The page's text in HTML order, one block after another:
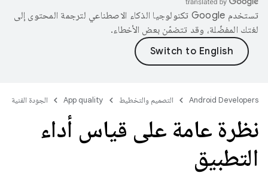
تستخدم Google تكنولوجيا الذكاء الاصطناعي لترجمة المحتوى إلى
لغتك المفضّلة، وقد تتضمّن بعض الأخطاء.
Android Developers التصميم والتخطيط App quality الجودة الفنية
نظرة عامة على قياس أداء
التطبيق